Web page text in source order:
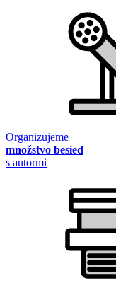
Organizujeme
množstvo besied
s autormi